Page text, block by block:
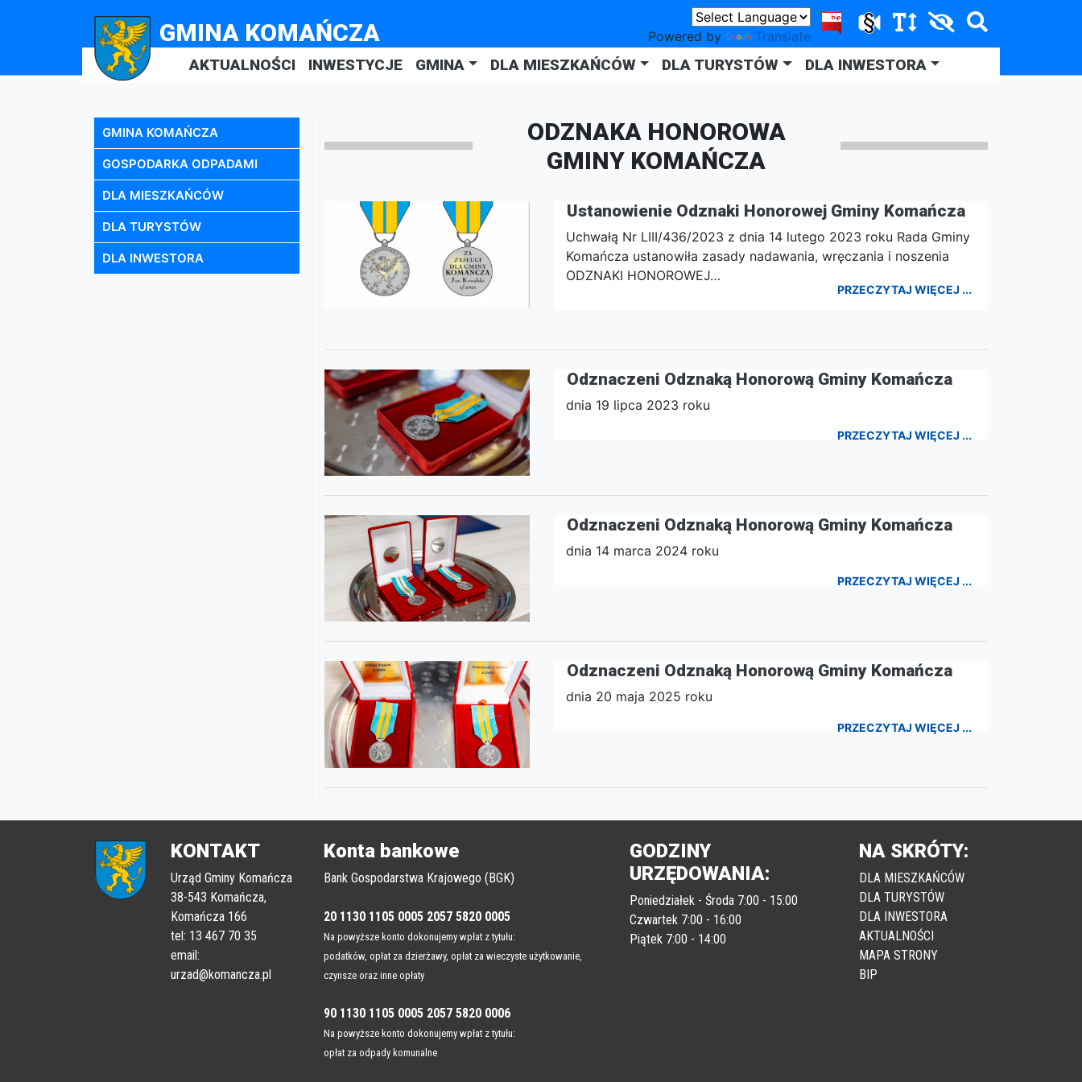
Powered by Translate
GMINA KOMAŃCZA
AKTUALNOŚCI INWESTYCJE GMINA DLA MIESZKAŃCÓW DLA TURYSTÓW DLA INWESTORA
GMINA KOMAŃCZA
GOSPODARKA ODPADAMI
DLA MIESZKAŃCÓW
DLA TURYSTÓW
DLA INWESTORA
ODZNAKA HONOROWA
GMINY KOMAŃCZA
Ustanowienie Odznaki Honorowej Gminy Komańcza
Uchwałą Nr LIII/436/2023 z dnia 14 lutego 2023 roku Rada Gminy
Komańcza ustanowiła zasady nadawania, wręczania i noszenia
ODZNAKI HONOROWEJ…
PRZECZYTAJ WIĘCEJ ...
Odznaczeni Odznaką Honorową Gminy Komańcza
dnia 19 lipca 2023 roku
PRZECZYTAJ WIĘCEJ ...
Odznaczeni Odznaką Honorową Gminy Komańcza
dnia 14 marca 2024 roku
PRZECZYTAJ WIĘCEJ ...
Odznaczeni Odznaką Honorową Gminy Komańcza
dnia 20 maja 2025 roku
PRZECZYTAJ WIĘCEJ ...
KONTAKT
Urząd Gminy Komańcza
38-543 Komańcza,
Komańcza 166
tel: 13 467 70 35
email:
urzad@komancza.pl
Konta bankowe
Bank Gospodarstwa Krajowego (BGK)
20 1130 1105 0005 2057 5820 0005
Na powyższe konto dokonujemy wpłat z tytułu:
podatków, opłat za dzierżawy, opłat za wieczyste użytkowanie,
czynsze oraz inne opłaty
90 1130 1105 0005 2057 5820 0006
Na powyższe konto dokonujemy wpłat z tytułu:
opłat za odpady komunalne
GODZINY
URZĘDOWANIA:
Poniedziałek - Środa 7:00 - 15:00
Czwartek 7:00 - 16:00
Piątek 7:00 - 14:00
NA SKRÓTY:
DLA MIESZKAŃCÓW
DLA TURYSTÓW
DLA INWESTORA
AKTUALNOŚCI
MAPA STRONY
BIP